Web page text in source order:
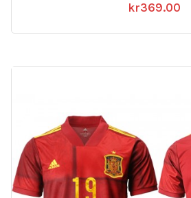
kr369.00